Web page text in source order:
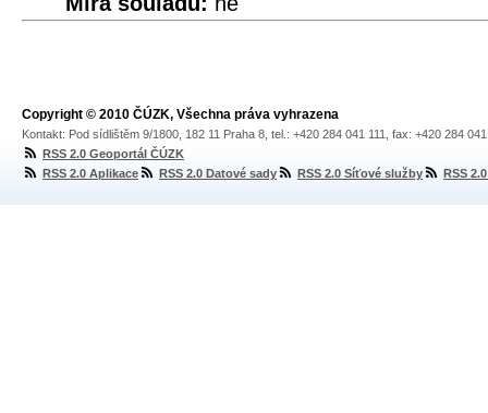
Copyright © 2010 ČÚZK, Všechna práva vyhrazena
Kontakt: Pod sídlištěm 9/1800, 182 11 Praha 8, tel.: +420 284 041 111, fax: +420 284
RSS 2.0 Geoportál ČÚZK
RSS 2.0 Aplikace
RSS 2.0 Datové sady RSS 2.0 Síťové služby RSS